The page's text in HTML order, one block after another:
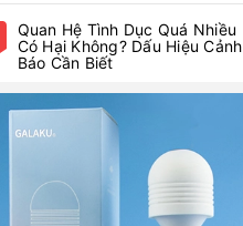
Quan Hệ Tình Dục Quá Nhiều
Có Hại Không? Dấu Hiệu Cảnh
Báo Cần Biết